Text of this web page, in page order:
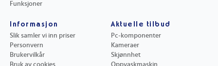
Funksjoner
Informasjon
Slik samler vi inn priser
Personvern
Brukervilkår
Aktuelle tilbud
Pc-komponenter
Kameraer
Skjønnhet